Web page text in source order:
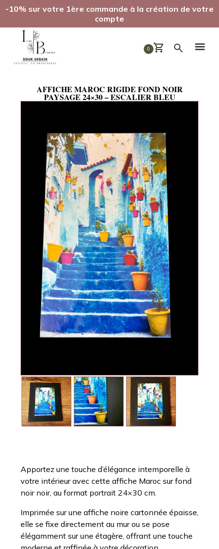
-10% sur votre 1ère commande à la création de votre
compte
0
AFFICHE MAROC RIGIDE FOND NOIR
PAYSAGE 24×30 – ESCALIER BLEU
Apportez une touche d’élégance intemporelle à
votre intérieur avec cette affiche Maroc sur fond
noir noir, au format portrait 24×30 cm.
Imprimée sur une affiche noire cartonnée épaisse,
elle se fixe directement au mur ou se pose
élégamment sur une étagère, offrant une touche